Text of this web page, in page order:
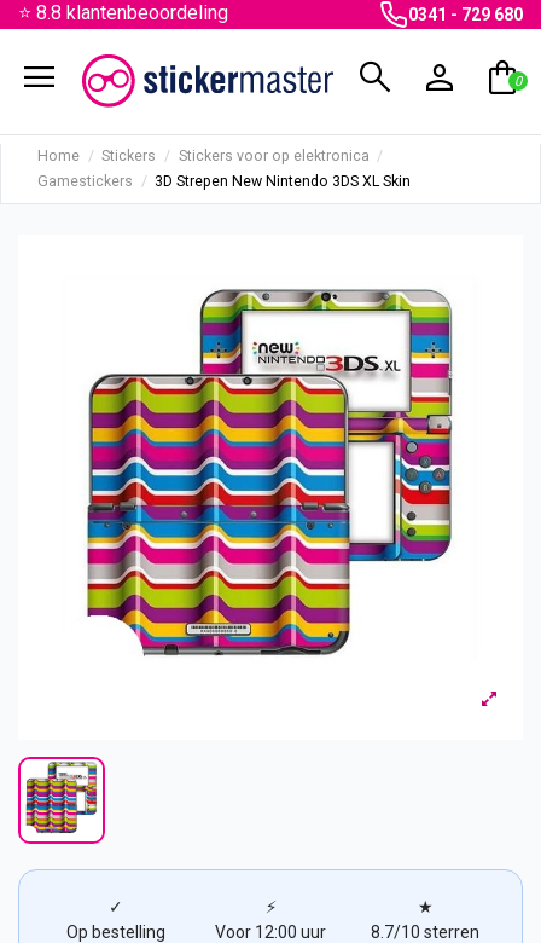
⭐ 8.8 klantenbeoordeling 0341 - 729 680
menu search person shopping_bag
0
Home Stickers
Stickers voor op elektronica
Gamestickers
3D Strepen New Nintendo 3DS XL Skin
✓
Op bestelling
⚡
Voor 12:00 uur
★
8.7/10 sterren